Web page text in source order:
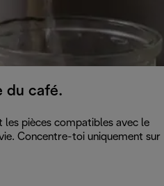
du café.
pièces compatibles avec le
Concentre-toi uniquement sur